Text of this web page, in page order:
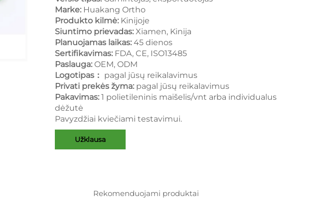
Marke: Huakang Ortho
Produkto kilmė: Kinijoje
Siuntimo prievadas: Xiamen, Kinija
Planuojamas laikas: 45 dienos
Sertifikavimas: FDA, CE, ISO13485
Paslauga: OEM, ODM
Logotipas： pagal jūsų reikalavimus
Privati prekės žyma: pagal jūsų reikalavimus
Pakavimas: 1 polietileninis maišelis/vnt arba individualus
dėžutė
Pavyzdžiai kviečiami testavimui.
Užklausa
Rekomenduojami produktai